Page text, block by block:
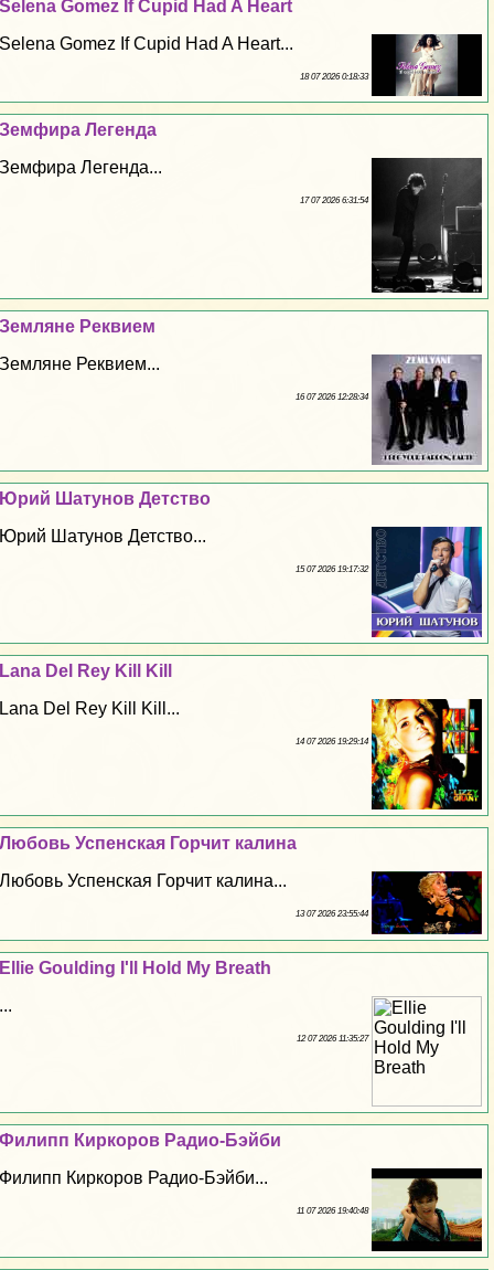
Selena Gomez If Cupid Had A Heart
Selena Gomez If Cupid Had A Heart...
18 07 2026 0:18:33
Земфира Легенда
Земфира Легенда...
17 07 2026 6:31:54
Земляне Реквием
Земляне Реквием...
16 07 2026 12:28:34
Юрий Шатунов Детство
Юрий Шатунов Детство...
15 07 2026 19:17:32
Lana Del Rey Kill Kill
Lana Del Rey Kill Kill...
14 07 2026 19:29:14
Любовь Успенская Горчит калина
Любовь Успенская Горчит калина...
13 07 2026 23:55:44
Ellie Goulding I'll Hold My Breath
...
12 07 2026 11:35:27
Филипп Киркоров Радио-Бэйби
Филипп Киркоров Радио-Бэйби...
11 07 2026 19:40:48